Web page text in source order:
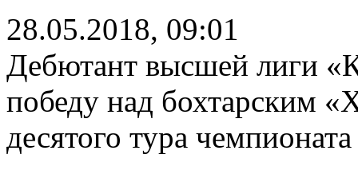
28.05.2018, 09:01
Дебютант высшей лиги
победу над бохтарским
десятого тура